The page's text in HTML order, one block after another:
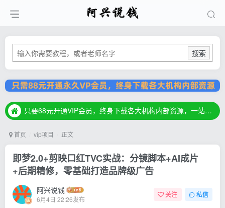
搜索
只要68元开通VIP会员，终身下载各大机构内部资源，一站式草根创业基地，最新最强网赚教程大全，小投入，大回报！
只要68元开通VIP会员，终身下载各大机构内部资源，一站式草根创业基地，最新最强网赚教程大全，小投入，大回报！
首页 vip项目 正文
即梦2.0+剪映口红TVC实战：分镜脚本+AI成片
+后期精修，零基础打造品牌级广告
阿兴说钱
6月4日 22:26发布
关注 私信